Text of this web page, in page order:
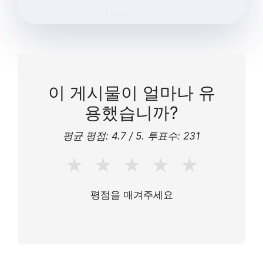
이 게시물이 얼마나 유
용했습니까?
평균 평점: 4.7 / 5. 투표수: 231
★ ★ ★ ★ ★
평점을 매겨주세요